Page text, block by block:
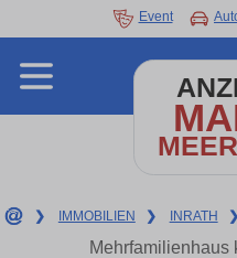
Event
❯ IMMOBILIEN ❯ INRATH ❯
Mehrfamilienhaus